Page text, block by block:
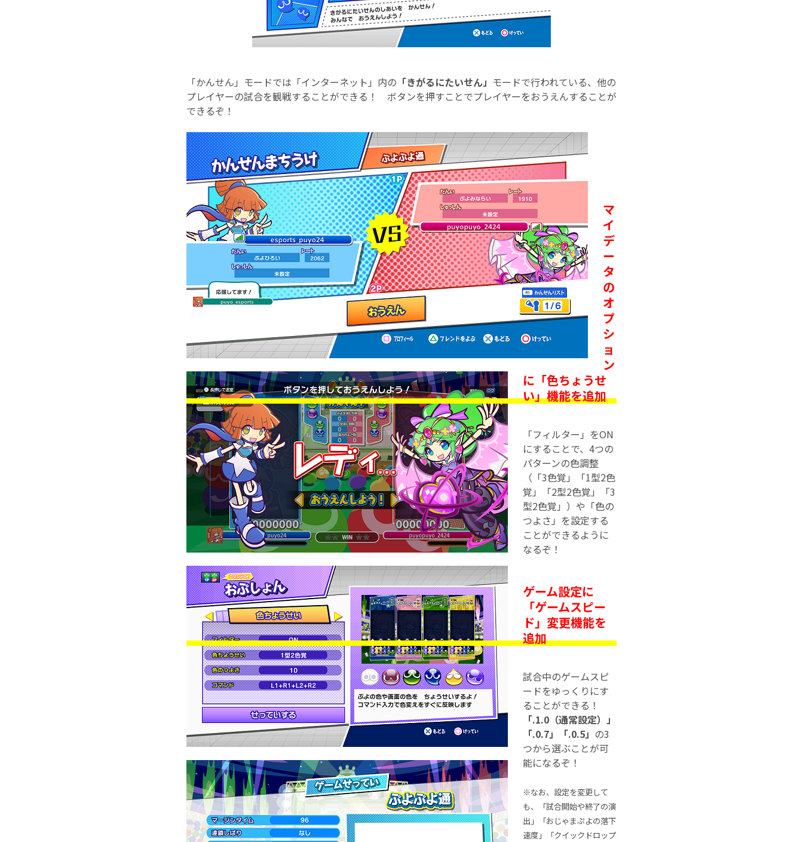
「かんせん」モードでは「インターネット」内の 「きがるにたいせん」 モードで行われている、他の
プレイヤーの試合を観戦することができる！ ボタンを押すことでプレイヤーをおうえんすることが
できるぞ！
マ
イ
デ
ー
タ
の
オ
プ
シ
ョ
ン
に「色ちょうせ
い」機能を追加
「フィルター」をON
にすることで、4つの
パターンの色調整
（「3色覚」「1型2色
覚」「2型2色覚」「3
型2色覚」）や「色の
つよさ」を設定する
ことができるように
なるぞ！
ゲーム設定に
「ゲームスピー
ド」変更機能を
追加
試合中のゲームスピ
ードをゆっくりにす
ることができる！
「.1.0（通常設定）」
「.0.7」「.0.5」 の3
つから選ぶことが可
能になるぞ！
※なお、設定を変更して
も、「試合開始や終了の演
出」「おじゃまぷよの落下
速度」「クイックドロップ